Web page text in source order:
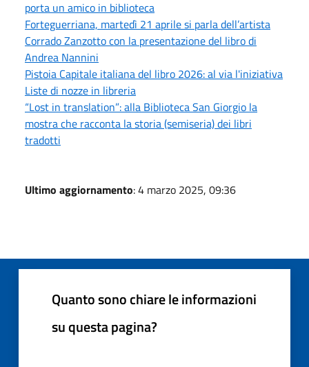
porta un amico in biblioteca
Forteguerriana, martedì 21 aprile si parla dell’artista
Corrado Zanzotto con la presentazione del libro di
Andrea Nannini
Pistoia Capitale italiana del libro 2026: al via l'iniziativa
Liste di nozze in libreria
“Lost in translation”: alla Biblioteca San Giorgio la
mostra che racconta la storia (semiseria) dei libri
tradotti
Ultimo aggiornamento: 4 marzo 2025, 09:36
Quanto sono chiare le informazioni
su questa pagina?